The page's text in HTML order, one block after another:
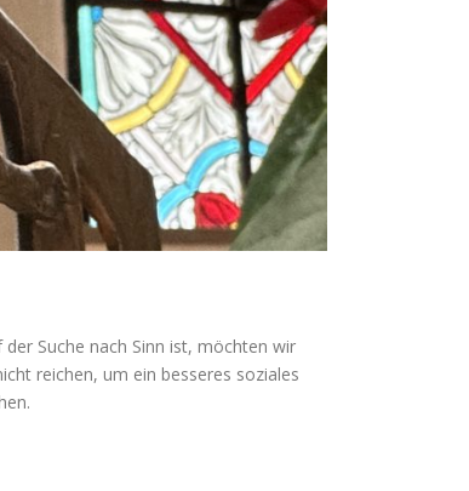
Suche nach Sinn ist, möchten wir
reichen, um ein besseres soziales